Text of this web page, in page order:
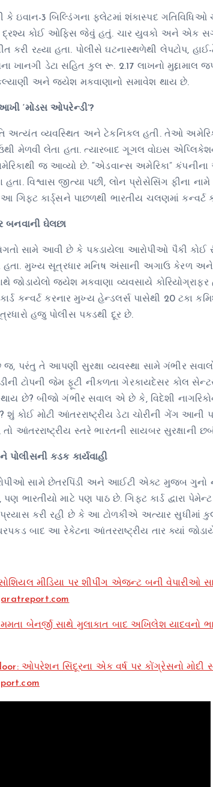
કે ઇવાન-3 બિલ્ડિંગના ફ્લેટમાં શંકાસ્પદ
દ્રશ્ય કોઈ ઓફિસ જેવું હતું. ચાર યુવકો અને એક
કરી રહ્યા હતા. પોલીસે ઘટનાસ્થળેથી લેપટોપ,
ખાનગી ડેટા સહિત કુલ રૂ. 2.17 લાખનો મુદ્દામાલ
અને જયેશ મકવાણાનો સમાવેશ થાય છે.
‘મોડસ ઓપરેન્ડી’?
અત્યંત વ્યવસ્થિત અને ટેકનિકલ હતી. તેઓ
મેળવી લેતા હતા. ત્યારબાદ ગૂગલ વોઇસ
જ આવ્યો છે. “એડવાન્સ અમેરિકા”
વિશ્વાસ જીત્યા પછી, લોન પ્રોસેસિંગ ફીના
ગિફ્ટ કાર્ડ્સને પાછળથી ભારતીય ચલણમાં કન્વર્ટ
બનવાની ઘેલછા
સામે આવી છે કે પકડાયેલા આરોપીઓ પૈકી કોઈ
હતા. મુખ્ય સૂત્રધાર મનિષ અંસાની અગાઉ કેરળ અને
જયેશ મકવાણા વ્યવસાયે કોરિયોગ્રાફર
કન્વર્ટ કરનાર મુખ્ય હેન્ડલર્સ પાસેથી 20 ટકા
હજુ પોલીસ પકડથી દૂર છે.
પરંતુ તે આપણી સુરક્ષા વ્યવસ્થા સામે ગંભીર
ટોપની જેમ ફૂટી નીકળતા ગેરકાયદેસર કોલ
થાય છે? બીજો ગંભીર સવાલ એ છે કે, વિદેશી
કોઈ મોટી આંતરરાષ્ટ્રીય ડેટા ચોરીની ગેંગ આની
તો આંતરરાષ્ટ્રીય સ્તરે ભારતની સાયબર સુરક્ષાની
કડક કાર્યવાહી
સામે છેતરપિંડી અને આઈટી એક્ટ મુજબ ગુનો
ભારતીયો માટે પણ પાઠ છે. ગિફ્ટ કાર્ડ દ્વારા
કરી રહી છે કે આ ટોળકીએ અત્યાર સુધીમાં
બાદ આ રેકેટના આંતરરાષ્ટ્રીય તાર ક્યાં
મીડિયા પર શીપીંગ એજન્ટ બની વેપારીઓ
બેનર્જી સાથે મુલાકાત બાદ અખિલેશ યાદવનો
ઓપરેશન સિંદૂરના એક વર્ષ પર કોંગ્રેસનો મોદી